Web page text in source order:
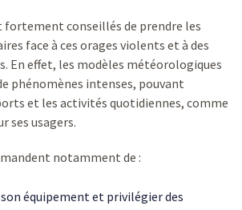
fortement conseillés de prendre les
face à ces orages violents et à des
En effet, les modèles météorologiques
phénomènes intenses, pouvant
et les activités quotidiennes, comme
ses usagers.
notamment de :
équipement et privilégier des